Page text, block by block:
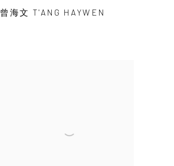
曾海文 T'ANG HAYWEN